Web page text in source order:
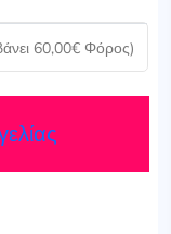
60,00€ Φόρος)